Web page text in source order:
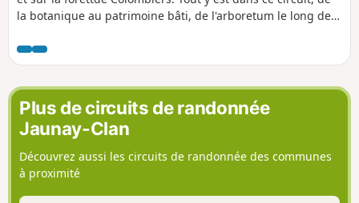
la botanique au patrimoine bâti, de l'arboretum le long de
Chapelle de la Madeleine. Vous en aurez plein les yeux !
Plus de circuits de randonnée
Jaunay-Clan
Découvrez aussi les circuits de randonnée des communes
à proximité